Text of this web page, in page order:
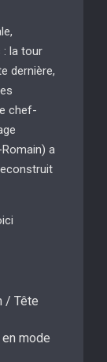
: la tour
dernière,
chef-
a
/ Tête
mode